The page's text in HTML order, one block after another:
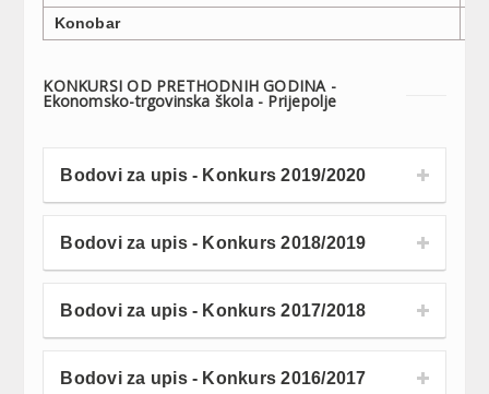
Konobar
KONKURSI OD PRETHODNIH GODINA -
Ekonomsko-trgovinska škola - Prijepolje
Bodovi za upis - Konkurs 2019/2020
Bodovi za upis - Konkurs 2018/2019
Bodovi za upis - Konkurs 2017/2018
Bodovi za upis - Konkurs 2016/2017